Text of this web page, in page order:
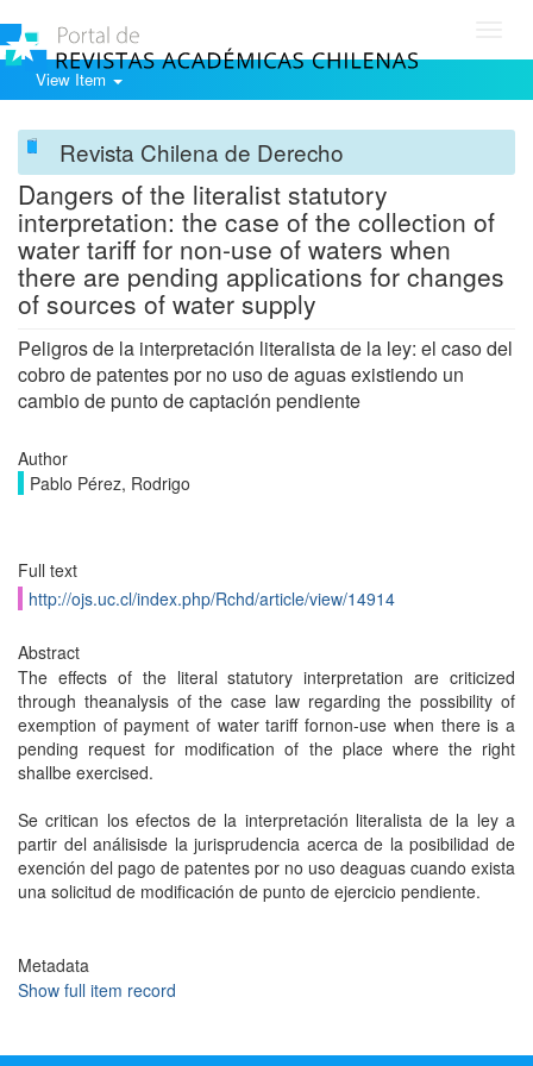
View Item
Revista Chilena de Derecho
Dangers of the literalist statutory
interpretation: the case of the collection of
water tariff for non-use of waters when
there are pending applications for changes
of sources of water supply
Peligros de la interpretación literalista de la ley: el caso del
cobro de patentes por no uso de aguas existiendo un
cambio de punto de captación pendiente
Author
Pablo Pérez, Rodrigo
Full text
http://ojs.uc.cl/index.php/Rchd/article/view/14914
Abstract
The effects of the literal statutory interpretation are criticized
through theanalysis of the case law regarding the possibility of
exemption of payment of water tariff fornon-use when there is a
pending request for modification of the place where the right
shallbe exercised.
Se critican los efectos de la interpretación literalista de la ley a
partir del análisisde la jurisprudencia acerca de la posibilidad de
exención del pago de patentes por no uso deaguas cuando exista
una solicitud de modificación de punto de ejercicio pendiente.
Metadata
Show full item record